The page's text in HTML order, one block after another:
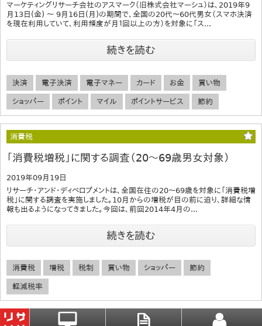
マーケティングリサーチ会社のアスマーク（旧株式会社マーシュ）は、2019年9
月13日(金) ～ 9月16日(月)の期間で、全国の20代～60代男女（スマホ決済
を現在利用していて、利用頻度が月１回以上の方）を対象に「ス...
続きを読む
決済 電子決済 電子マネー カード お金 買い物
ショッパー ポイント マイル ポイントサービス 節約
消費税
「消費税増税」に関する調査（20～69歳男女対象）
2019年09月19日
リサーチ・アンド・ディベロプメントは、全国在住の20～69歳を対象に「消費税増
税」に関する調査を実施しました。10月からの増税が目の前に迫り、詳細な情
報も出るようになってきました。今回は、前回2014年4月の...
続きを読む
消費税 増税 税制 買い物 ショッパー 節約
軽減税率